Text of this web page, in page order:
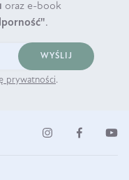
oraz e-book
.
WYŚLIJ
prywatności.